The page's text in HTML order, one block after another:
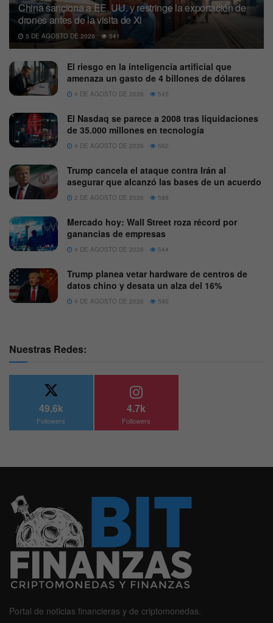
China sanciona a EE. UU. y restringe la exportación de
drones antes de la visita de Xi
5 DE AGOSTO DE 2026 541
El riesgo en la inteligencia artificial que
amenaza un gasto de 4 billones de dólares
4 DE AGOSTO DE 2026 545
El Nasdaq se parece a 2008 tras liquidaciones
de 35.000 millones en tecnología
4 DE AGOSTO DE 2026 562
Trump cancela el ataque contra Irán al
asegurar que alcanzó las bases de un acuerdo
2 DE AGOSTO DE 2026 588
Mercado hoy: Wall Street roza récord por
ganancias de empresas
4 DE AGOSTO DE 2026 544
Trump planea vetar hardware de centros de
datos chino y desata un alza del 16%
4 DE AGOSTO DE 2026 590
Nuestras Redes:
49.6k
Followers
4.7k
Followers
Portal de noticias financieras y de criptomonedas.